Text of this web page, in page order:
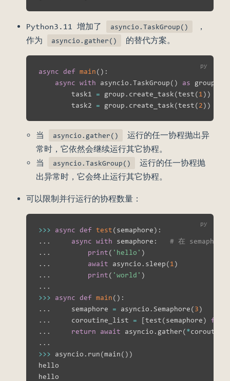
Python3.11 增加了 asyncio.TaskGroup()
，
作为
asyncio.gather() 的替代方案。
async def main( ) :
async with asyncio .TaskGroup( ) as group
        task1
= group . create_task(test(1 ) )
        task2
= group . create_task(test(2) )
当 asyncio.gather()
运行的任一协程抛出异
常时，它依然会继续运行其它协程。
当
asyncio.TaskGroup()
运行的任一协程抛
出异常时，它会终止运行其它协程。
可以限制并行运行的协程数量：
>>> async def test(semaphore) :
. . . async with semaphore :
# 在 semaphore
. . . print( 'hello' )
. . . await asyncio . sleep(1 )
. . . print( 'world' )
. . .
>>> async def main( ) :
. . .
     semaphore
= asyncio . Semaphore(3)
. . .
     coroutine_list
= [test(semaphore) for
. . . return await asyncio . gather(*
. . .
>>> asyncio . run(main( ) )
hello
hello